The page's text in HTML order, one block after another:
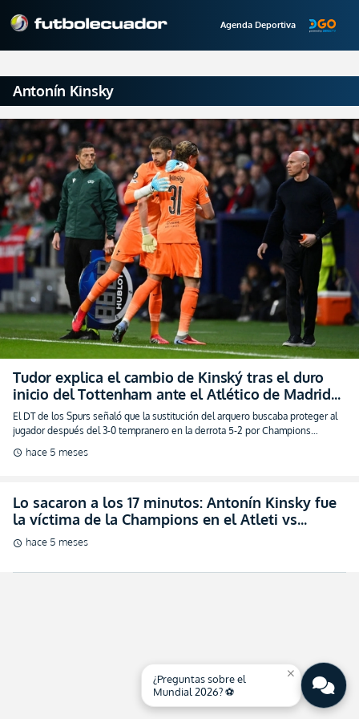
Agenda Deportiva
Antonín Kinsky
Tudor explica el cambio de Kinský tras el duro
inicio del Tottenham ante el Atlético de Madrid
(VIDEO)
El DT de los Spurs señaló que la sustitución del arquero buscaba proteger al
jugador después del 3-0 tempranero en la derrota 5-2 por Champions
schedule hace 5 meses
Lo sacaron a los 17 minutos: Antonín Kinsky fue
la víctima de la Champions en el Atleti vs
Tottenham (VIDEO)
schedule hace 5 meses
close
¿Preguntas sobre el
Mundial 2026? ⚽